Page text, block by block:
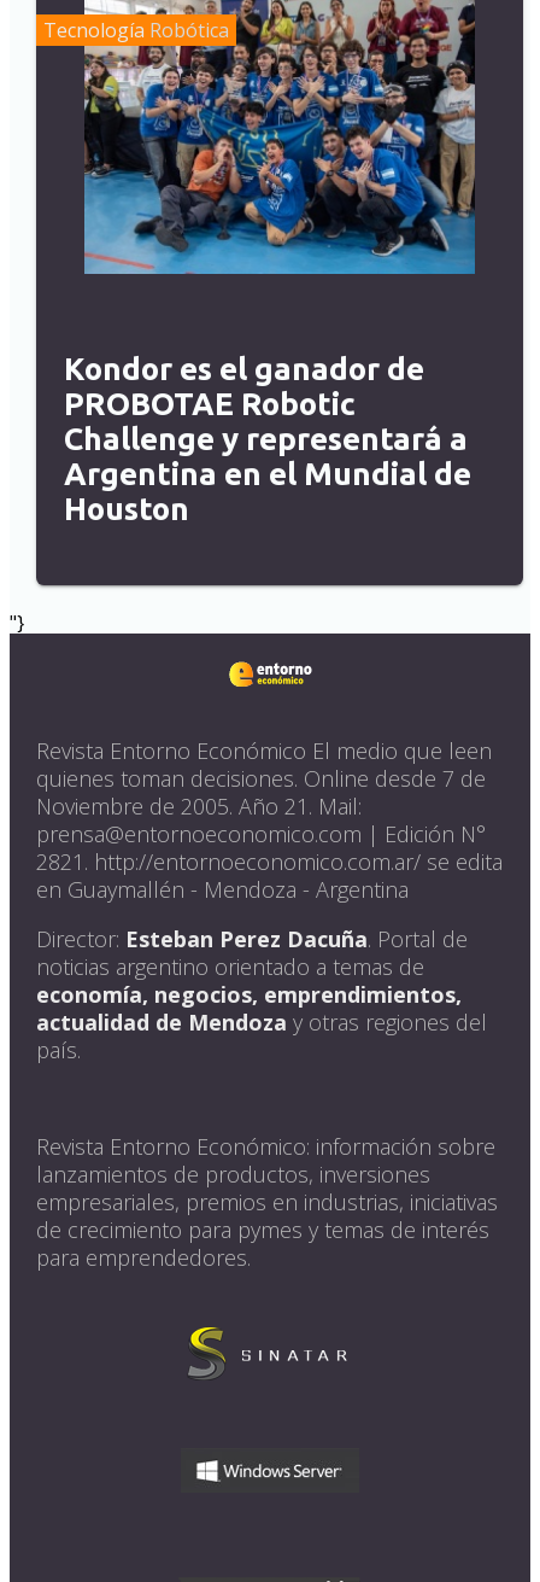
Tecnología Robótica
Kondor es el ganador de
PROBOTAE Robotic
Challenge y representará a
Argentina en el Mundial de
Houston
"}
Revista Entorno Económico El medio que leen
quienes toman decisiones. Online desde 7 de
Noviembre de 2005. Año 21. Mail:
prensa@entornoeconomico.com | Edición N°
2821. http://entornoeconomico.com.ar/ se edita
en Guaymallén - Mendoza - Argentina
Director: Esteban Perez Dacuña. Portal de
noticias argentino orientado a temas de
economía, negocios, emprendimientos,
actualidad de Mendoza y otras regiones del
país.
Revista Entorno Económico: información sobre
lanzamientos de productos, inversiones
empresariales, premios en industrias, iniciativas
de crecimiento para pymes y temas de interés
para emprendedores.